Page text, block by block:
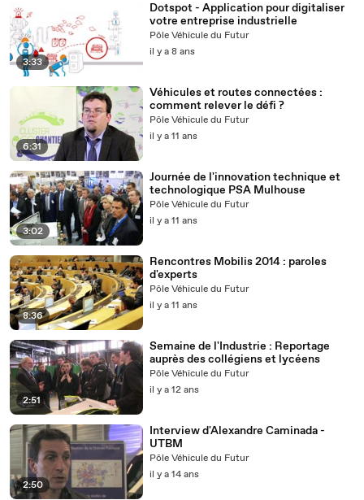
3:33
Dotspot - Application pour digitaliser
votre entreprise industrielle
Pôle Véhicule du Futur
il y a 8 ans
6:31
Véhicules et routes connectées :
comment relever le défi ?
Pôle Véhicule du Futur
il y a 11 ans
3:02
Journée de l'innovation technique et
technologique PSA Mulhouse
Pôle Véhicule du Futur
il y a 11 ans
8:36
Rencontres Mobilis 2014 : paroles
d'experts
Pôle Véhicule du Futur
il y a 11 ans
2:51
Semaine de l'Industrie : Reportage
auprès des collégiens et lycéens
Pôle Véhicule du Futur
il y a 12 ans
2:50
Interview d'Alexandre Caminada -
UTBM
Pôle Véhicule du Futur
il y a 14 ans